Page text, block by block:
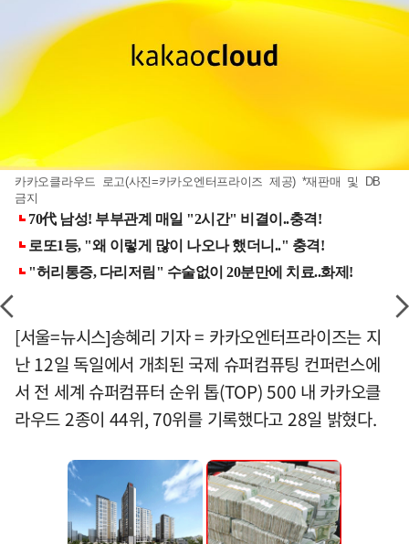
카카오클라우드 로고(사진=카카오엔터프라이즈 제공) *재판매 및 DB
금지
[서울=뉴시스]송혜리 기자 = 카카오엔터프라이즈는 지
난 12일 독일에서 개최된 국제 슈퍼컴퓨팅 컨퍼런스에
서 전 세계 슈퍼컴퓨터 순위 톱(TOP) 500 내 카카오클
라우드 2종이 44위, 70위를 기록했다고 28일 밝혔다.